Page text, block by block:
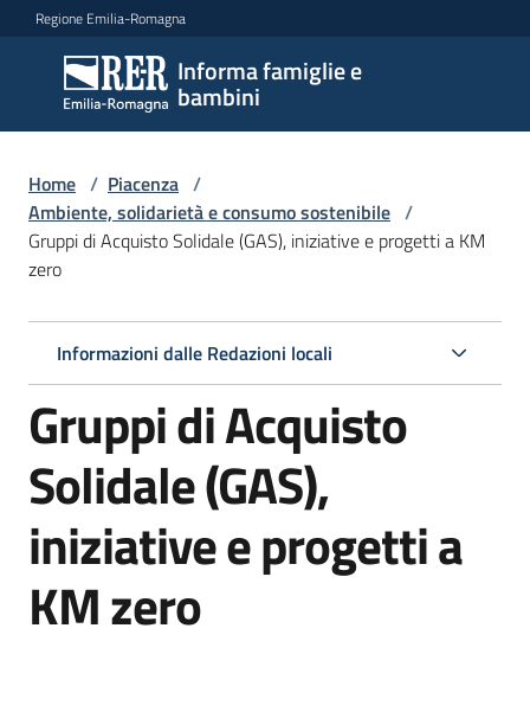
Vai al contenuto
Vai alla navigazione
Vai al footer
Regione Emilia-Romagna
Informa famiglie e
bambini
Informa
famiglie
e
bambini
Argomenti
Servizi
Centri
per
le
Informazioni
Home / Piacenza /
Ambiente, solidarietà e consumo sostenibile /
Gruppi di Acquisto Solidale (GAS), iniziative e progetti a KM
zero
Informazioni dalle Redazioni locali
Gruppi di Acquisto
Solidale (GAS),
iniziative e progetti a
KM zero